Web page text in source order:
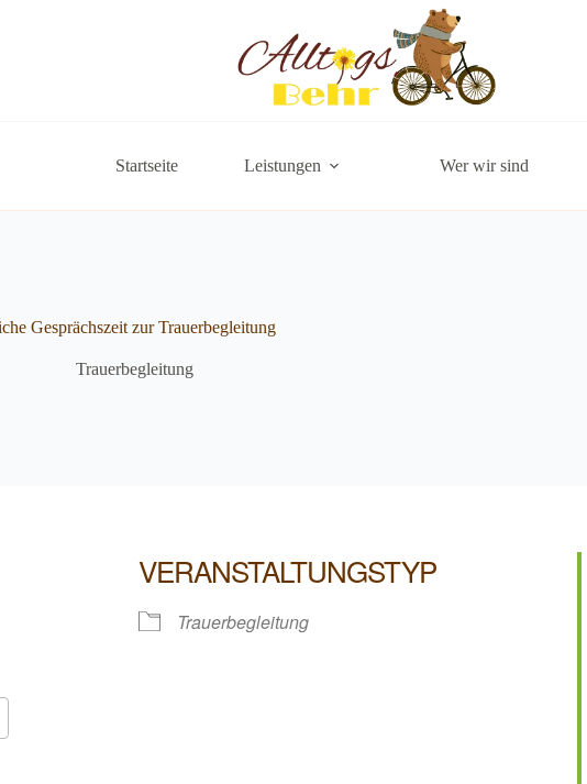
Startseite Leistungen Wer wir sind
Gesprächszeit zur Trauerbegleitung
Trauerbegleitung
VERANSTALTUNGSTYP
Trauerbegleitung